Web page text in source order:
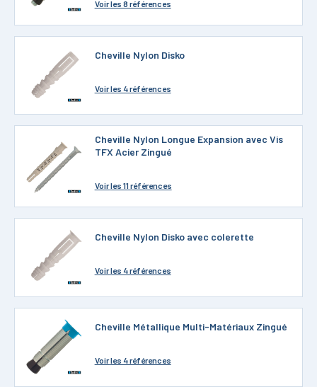
Voirles 8 références
Cheville Nylon Disko
Voirles 4 références
Cheville Nylon Longue Expansion avec Vis
TFX Acier Zingué
Voirles 11 références
Cheville Nylon Disko avec colerette
Voirles 4 références
Cheville Métallique Multi-Matériaux Zingué
Voirles 4 références